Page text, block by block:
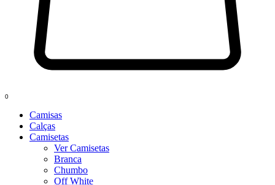
0
Camisas
Calças
Camisetas
Ver Camisetas
Branca
Chumbo
Off White